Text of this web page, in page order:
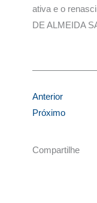
ativa e o
DE ALMEIDA
Anterior
Próximo
Compartilhe